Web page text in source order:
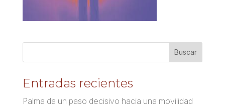
Entradas recientes
Palma da un paso decisivo hacia una movilidad